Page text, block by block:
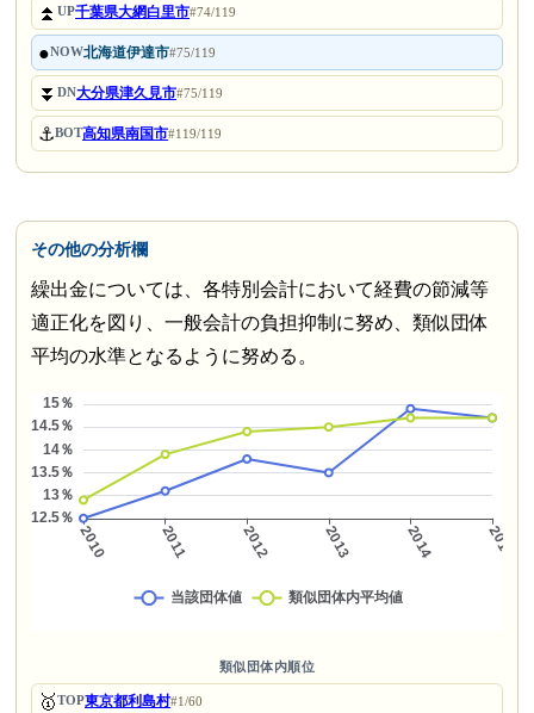
⏫UP千葉県大網白里市#74/119
●NOW北海道伊達市#75/119
⏬DN大分県津久見市#75/119
⚓BOT高知県南国市#119/119
その他の分析欄
繰出金については、各特別会計において経費の節減等
適正化を図り、一般会計の負担抑制に努め、類似団体
平均の水準となるように努める。
類似団体内順位
🥇TOP東京都利島村#1/60